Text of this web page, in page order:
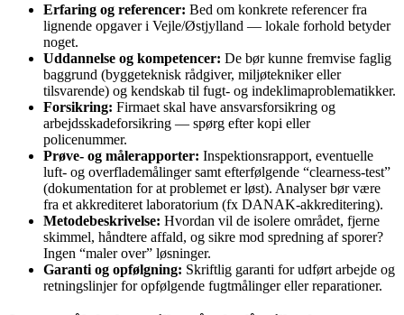
Erfaring og referencer: Bed om konkrete referencer fra
lignende opgaver i Vejle/Østjylland — lokale forhold betyder
noget.
Uddannelse og kompetencer: De bør kunne fremvise faglig
baggrund (byggeteknisk rådgiver, miljøtekniker eller
tilsvarende) og kendskab til fugt- og indeklimaproblematikker.
Forsikring: Firmaet skal have ansvarsforsikring og
arbejdsskadeforsikring — spørg efter kopi eller
policenummer.
Prøve- og målerapporter: Inspektionsrapport, eventuelle
luft- og overflademålinger samt efterfølgende “clearness-test”
(dokumentation for at problemet er løst). Analyser bør være
fra et akkrediteret laboratorium (fx DANAK-akkreditering).
Metodebeskrivelse: Hvordan vil de isolere området, fjerne
skimmel, håndtere affald, og sikre mod spredning af sporer?
Ingen “maler over” løsninger.
Garanti og opfølgning: Skriftlig garanti for udført arbejde og
retningslinjer for opfølgende fugtmålinger eller reparationer.